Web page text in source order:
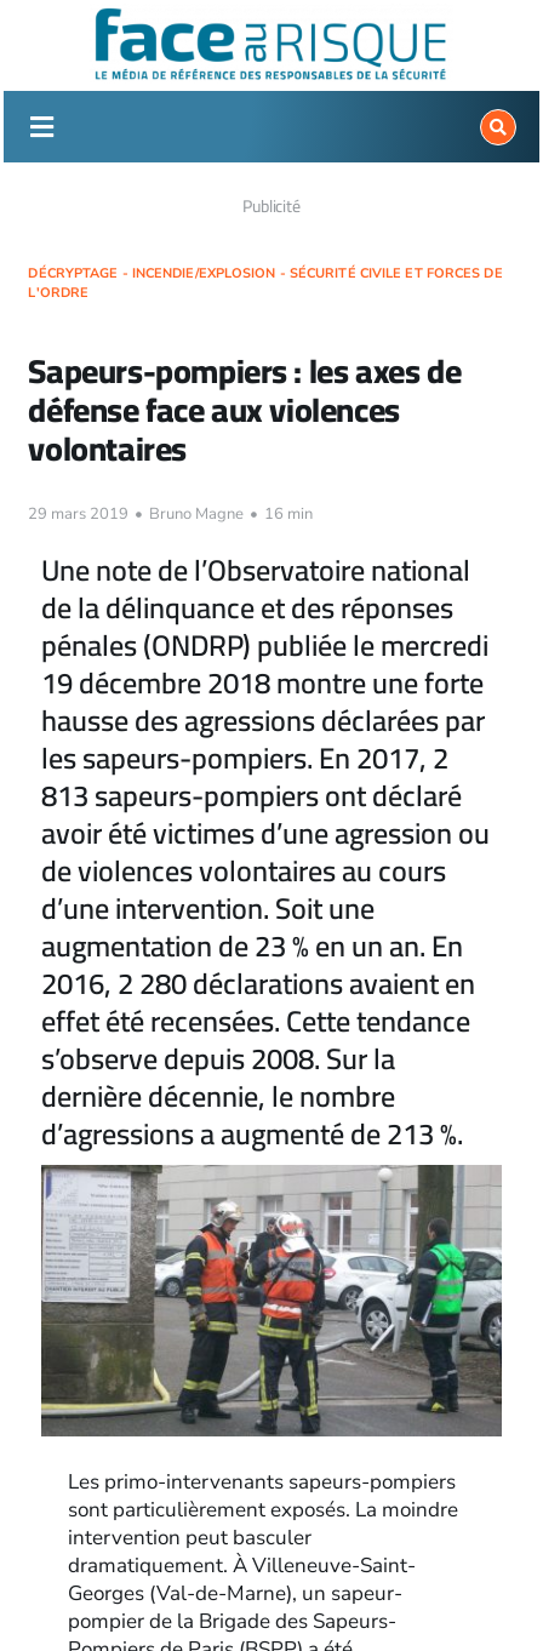
Publicité
DÉCRYPTAGE - INCENDIE/EXPLOSION - SÉCURITÉ CIVILE ET FORCES DE
L'ORDRE
Sapeurs-pompiers : les axes de
défense face aux violences
volontaires
29 mars 2019 • Bruno Magne • 16 min
Une note de l’Observatoire national
de la délinquance et des réponses
pénales (ONDRP) publiée le mercredi
19 décembre 2018 montre une forte
hausse des agressions déclarées par
les sapeurs-pompiers. En 2017, 2
813 sapeurs-pompiers ont déclaré
avoir été victimes d’une agression ou
de violences volontaires au cours
d’une intervention. Soit une
augmentation de 23 % en un an. En
2016, 2 280 déclarations avaient en
effet été recensées. Cette tendance
s’observe depuis 2008. Sur la
dernière décennie, le nombre
d’agressions a augmenté de 213 %.
Les primo-intervenants sapeurs-pompiers
sont particulièrement exposés. La moindre
intervention peut basculer
dramatiquement. À Villeneuve-Saint-
Georges (Val-de-Marne), un sapeur-
pompier de la Brigade des Sapeurs-